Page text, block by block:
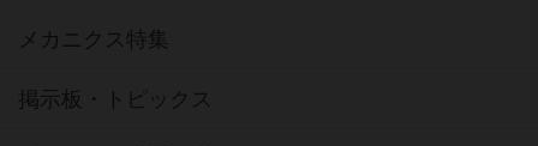
メカニクス特集
掲示板・トピックス